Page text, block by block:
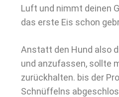
Luft und nimmt deinen
das erste Eis schon
Anstatt den Hund also
und anzufassen, sollte
zurückhalten. bis der
Schnüffelns